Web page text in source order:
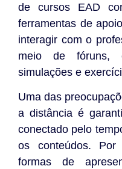
de cursos EAD
ferramentas de
interagir com o
meio de fóruns,
simulações e
Uma das
a distância é
conectado pelo
os conteúdos.
formas de